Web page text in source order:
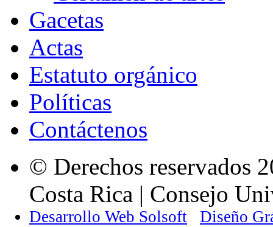
Gacetas
Actas
Estatuto orgánico
Políticas
Contáctenos
© Derechos reservados
Costa Rica | Consejo
Desarrollo Web Solsoft Diseño